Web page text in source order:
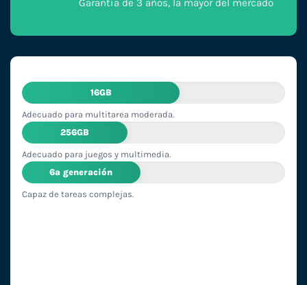
Garantía de 3 años, la mayor del mercado
16GB
Adecuado para multitarea moderada.
256GB
Adecuado para juegos y multimedia.
6ª generación
Capaz de tareas complejas.